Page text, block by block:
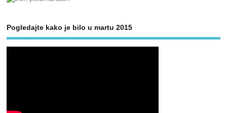
Pogledajte kako je bilo u martu 2015